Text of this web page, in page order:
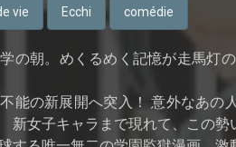
vie Ecchi comédie
の朝。めくるめく記憶が走馬灯
能の新展開へ突入！ 意外なあ
女子キャラまで現れて、この勢